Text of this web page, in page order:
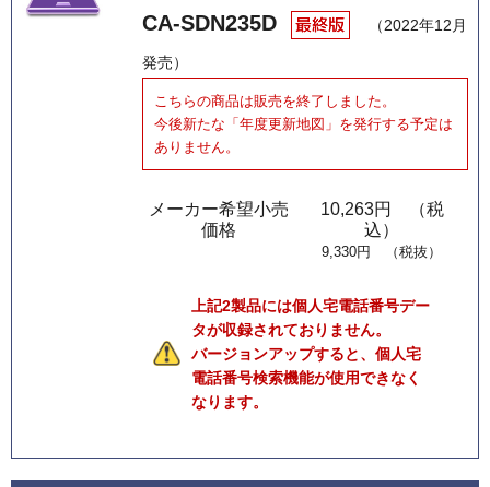
CA-SDN235D （2022年12月
発売）
こちらの商品は販売を終了しました。
今後新たな「年度更新地図」を発行する予定は
ありません。
メーカー希望小売
価格
10,263円 （税
込）
9,330円 （税抜）
上記2製品には個人宅電話番号デー
タが収録されておりません。
バージョンアップすると、個人宅
電話番号検索機能が使用できなく
なります。